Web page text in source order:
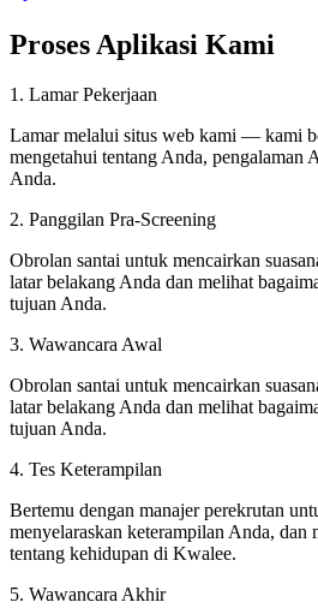
Proses Aplikasi Kami
1. Lamar Pekerjaan
Lamar melalui situs web kami — kami
mengetahui tentang Anda, pengalaman
Anda.
2. Panggilan Pra-Screening
Obrolan santai untuk mencairkan
latar belakang Anda dan melihat
tujuan Anda.
3. Wawancara Awal
Obrolan santai untuk mencairkan
latar belakang Anda dan melihat
tujuan Anda.
4. Tes Keterampilan
Bertemu dengan manajer perekrutan
menyelaraskan keterampilan Anda, dan
tentang kehidupan di Kwalee.
5. Wawancara Akhir